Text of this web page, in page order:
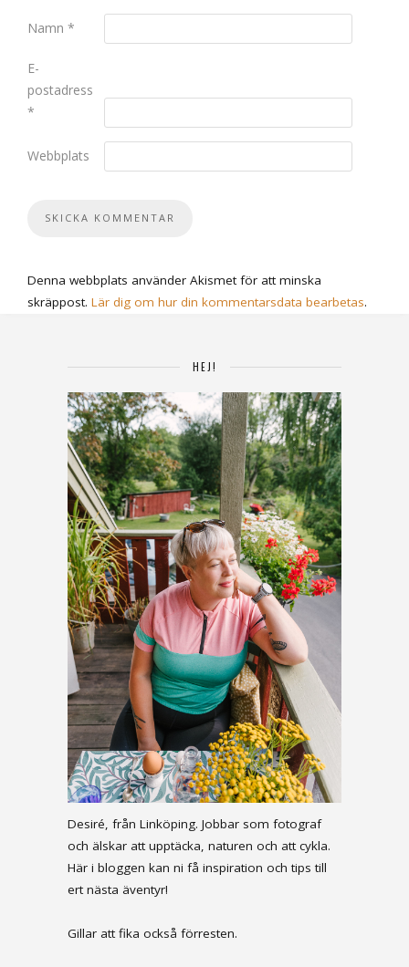
Namn *
E-
postadress
*
Webbplats
Denna webbplats använder Akismet för att minska
skräppost. Lär dig om hur din kommentarsdata bearbetas.
HEJ!
Desiré, från Linköping. Jobbar som fotograf
och älskar att upptäcka, naturen och att cykla.
Här i bloggen kan ni få inspiration och tips till
ert nästa äventyr!
Gillar att fika också förresten.